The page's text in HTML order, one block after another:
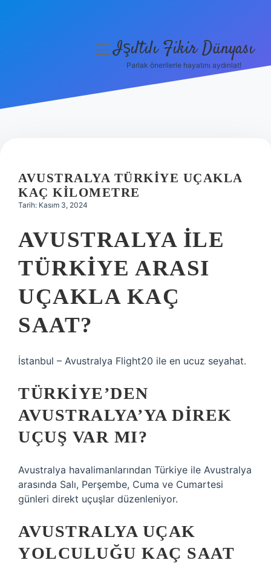
menüyüIşıltılı Fikir Dünyası
Parlak önerilerle hayatını aydınlat!
AVUSTRALYA TÜRKIYE UÇAKLA
KAÇ KILOMETRE
Tarih: Kasım 3, 2024
AVUSTRALYA ILE
TÜRKIYE ARASI
UÇAKLA KAÇ
SAAT?
İstanbul – Avustralya Flight20 ile en ucuz seyahat.
TÜRKIYE’DEN
AVUSTRALYA’YA DIREK
UÇUŞ VAR MI?
Avustralya havalimanlarından Türkiye ile Avustralya
arasında Salı, Perşembe, Cuma ve Cumartesi
günleri direkt uçuşlar düzenleniyor.
AVUSTRALYA UÇAK
YOLCULUĞU KAÇ SAAT